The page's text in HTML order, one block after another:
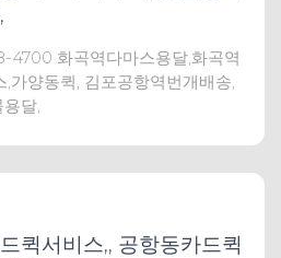
화곡역다마스용달,화곡역
,가양동퀵, 김포공항역번개배송,
달,
퀵서비스,, 공항동카드퀵